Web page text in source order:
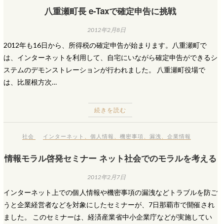
八重瀬町長 e-Taxで確定申告に挑戦
2012年2月8日
2012年も16日から、所得税の確定申告が始まります。八重瀬町で
は、インターネットを利用して、自宅にいながら確定申告ができるシ
ステムのデモンストレーションが行われました。 八重瀬町役場で
は、比屋根方次…
続きを読む
社会 インターネット 、個人情報 、機密事項 、漏洩 、企業情報
情報モラル啓発セミナー ネット社会でのモラルを考える
2012年2月7日
インターネット上での個人情報や機密事項の漏洩などトラブルを防ご
うと企業経営者などを対象にしたセミナーが、7日那覇市で開催され
ました。 このセミナーは、経済産業省中小企業庁などが実施してい